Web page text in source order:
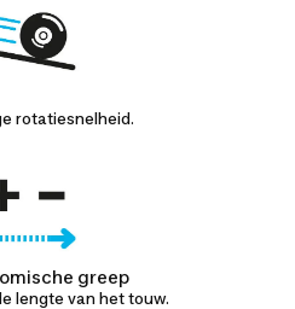
rotatiesnelheid.
greep
lengte van het touw.